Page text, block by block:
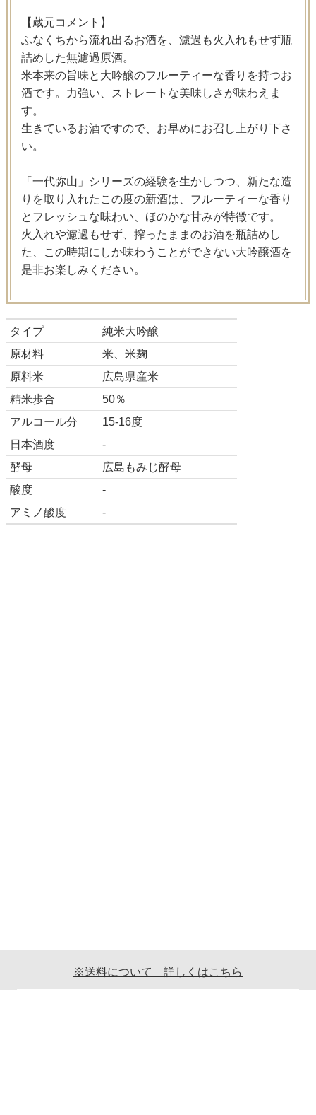
【蔵元コメント】
ふなくちから流れ出るお酒を、濾過も火入れもせず瓶
詰めした無濾過原酒。
米本来の旨味と大吟醸のフルーティーな香りを持つお
酒です。力強い、ストレートな美味しさが味わえま
す。
生きているお酒ですので、お早めにお召し上がり下さ
い。
「一代弥山」シリーズの経験を生かしつつ、新たな造
りを取り入れたこの度の新酒は、フルーティーな香り
とフレッシュな味わい、ほのかな甘みが特徴です。
火入れや濾過もせず、搾ったままのお酒を瓶詰めし
た、この時期にしか味わうことができない大吟醸酒を
是非お楽しみください。
タイプ
純米大吟醸
原材料
米、米麹
原料米
広島県産米
精米歩合
50％
アルコール分
15-16度
日本酒度
-
酵母
広島もみじ酵母
酸度
-
アミノ酸度
-
※送料について 詳しくはこちら